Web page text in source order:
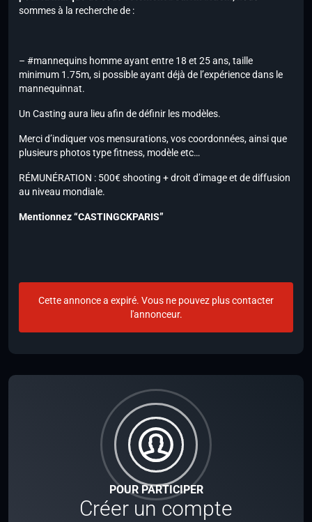
POUR PARTICIPER
Créer un compte
sommes à la recherche de :
– #mannequins homme ayant entre 18 et 25 ans, taille
minimum 1.75m, si possible ayant déjà de l’expérience dans le
mannequinnat.
Un Casting aura lieu afin de définir les modèles.
Merci d’indiquer vos mensurations, vos coordonnées, ainsi que
plusieurs photos type fitness, modèle etc…
RÉMUNÉRATION : 500€ shooting + droit d’image et de diffusion
au niveau mondiale.
Mentionnez“CASTINGCKPARIS”
Cette annonce a expiré. Vous ne pouvez plus contacter
l'annonceur.